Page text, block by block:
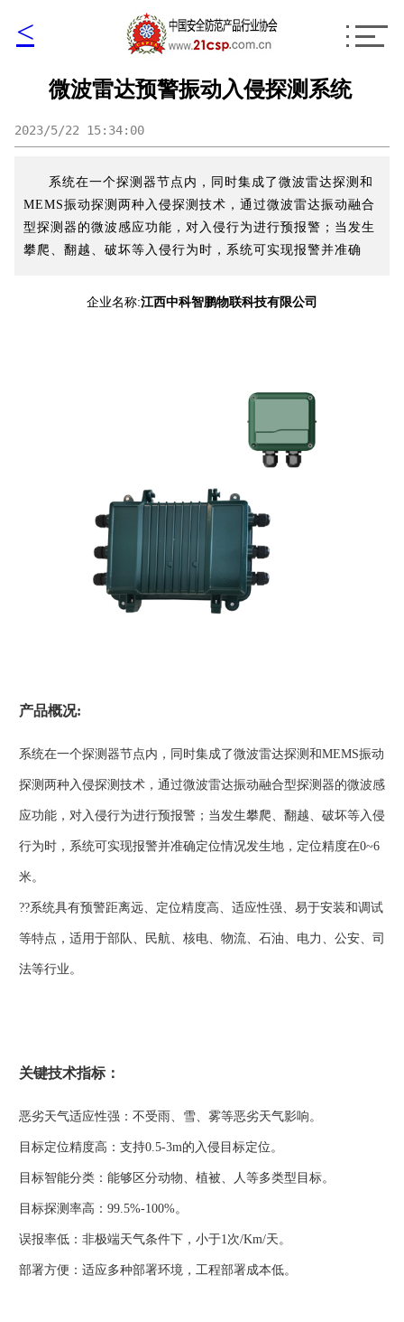
<
微波雷达预警振动入侵探测系统
2023/5/22 15:34:00
系统在一个探测器节点内，同时集成了微波雷达探测和
MEMS振动探测两种入侵探测技术，通过微波雷达振动融合
型探测器的微波感应功能，对入侵行为进行预报警；当发生
攀爬、翻越、破坏等入侵行为时，系统可实现报警并准确
企业名称:江西中科智鹏物联科技有限公司
产品概况:
系统在一个探测器节点内，同时集成了微波雷达探测和MEMS振动
探测两种入侵探测技术，通过微波雷达振动融合型探测器的微波感
应功能，对入侵行为进行预报警；当发生攀爬、翻越、破坏等入侵
行为时，系统可实现报警并准确定位情况发生地，定位精度在0~6
米。
??系统具有预警距离远、定位精度高、适应性强、易于安装和调试
等特点，适用于部队、民航、核电、物流、石油、电力、公安、司
法等行业。
关键技术指标：
恶劣天气适应性强：不受雨、雪、雾等恶劣天气影响。
目标定位精度高：支持0.5-3m的入侵目标定位。
目标智能分类：能够区分动物、植被、人等多类型目标。
目标探测率高：99.5%-100%。
误报率低：非极端天气条件下，小于1次/Km/天。
部署方便：适应多种部署环境，工程部署成本低。